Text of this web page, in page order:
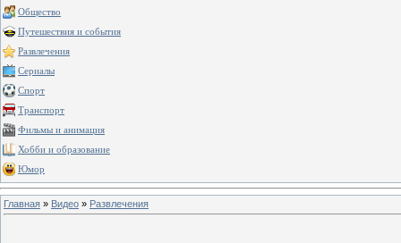
Общество
Путешествия и события
Развлечения
Сериалы
Спорт
Транспорт
Фильмы и анимация
Хобби и образование
Юмор
Главная » Видео » Развлечения